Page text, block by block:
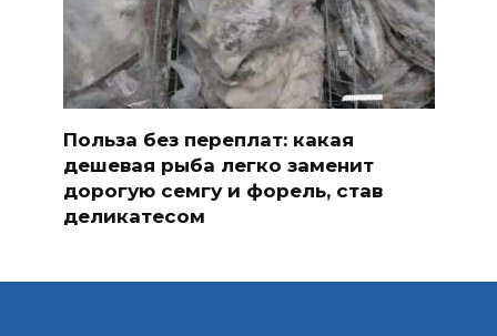
Польза без переплат: какая
дешевая рыба легко заменит
дорогую семгу и форель, став
деликатесом